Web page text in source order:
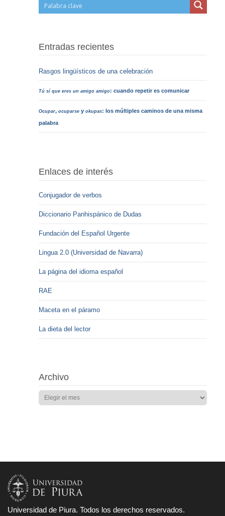
Entradas recientes
Rasgos lingüísticos de una celebración
Tú sí que eres un amigo amigo: cuando repetir es comunicar
Ocupar,ocuparse yokupas: los múltiples caminos de una misma
palabra
Enlaces de interés
Conjugador de verbos
Diccionario Panhispánico de Dudas
Fundación del Español Urgente
Lingua 2.0 (Universidad de Navarra)
La página del idioma español
RAE
Maceta en el páramo
La dieta del lector
Archivo
Universidad de Piura. Todos los derechos reservados.